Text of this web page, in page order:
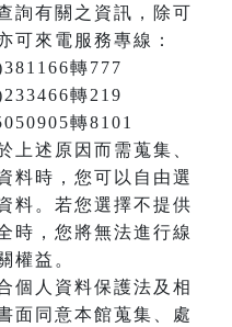
詢有關之資訊，除可
可來電服務專線：
轉777
轉219
轉8101
上述原因而需蒐集、
料時，您可以自由選
料。若您選擇不提供
時，您將無法進行線
權益。
個人資料保護法及相
面同意本館蒐集、處